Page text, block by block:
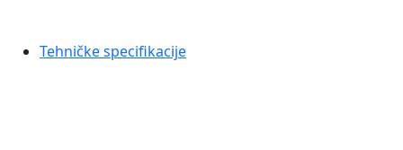
Tehničke specifikacije